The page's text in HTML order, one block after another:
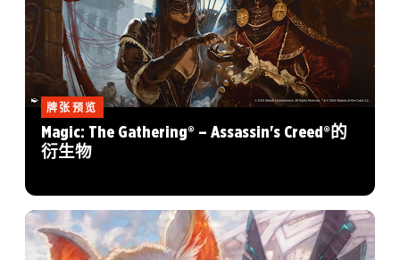
牌张预览
Magic: The Gathering® – Assassin's Creed®的
衍生物